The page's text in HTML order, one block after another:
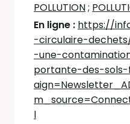
POLLUTION;
En ligne : https://
-circulaire-
-une-
portante-des-
l